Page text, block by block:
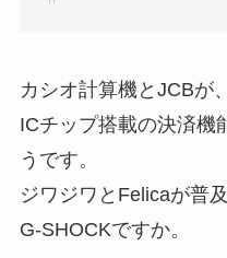
カシオ計算機とJCBが
ICチップ搭載の決済機
うです。
ジワジワとFelicaが普
G-SHOCKですか。